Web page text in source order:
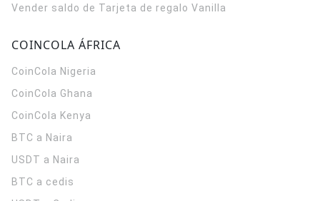
Vender saldo de Tarjeta de regalo Vanilla
COINCOLA ÁFRICA
CoinCola Nigeria
CoinCola Ghana
CoinCola Kenya
BTC a Naira
USDT a Naira
BTC a cedis